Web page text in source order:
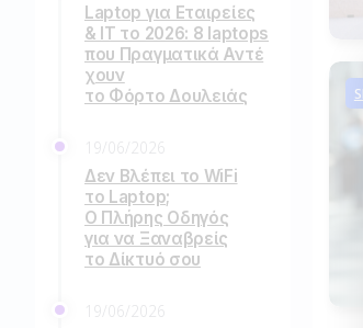
Laptop για Εταιρείες
& IT το 2026: 8 laptops
που Πραγματικά Αντέ
χουν
το Φόρτο Δουλειάς
19/06/2026
Δεν Βλέπει το WiFi
το Laptop;
Ο Πλήρης Οδηγός
για να Ξαναβρείς
το Δίκτυό σου
19/06/2026